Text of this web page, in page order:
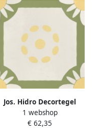
Jos. Hidro Decortegel
8.3mm porcellanato
Teatime Lime 1426661
1 webshop
€ 62,35